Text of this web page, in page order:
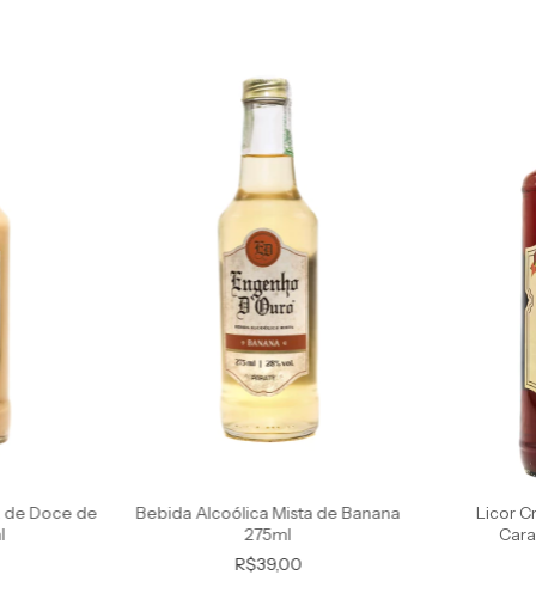
de Doce de
Bebida Alcoólica Mista de Banana
275ml
R$39,00
Licor